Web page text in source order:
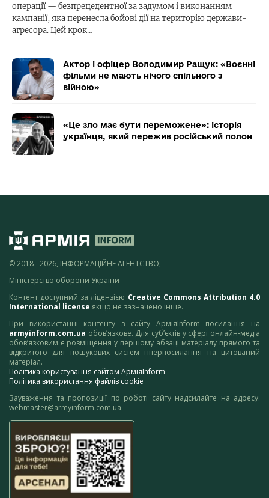
операції — безпрецедентної за задумом і виконанням
кампанії, яка перенесла бойові дії на територію держави-
агресора. Цей крок…
Актор і офіцер Володимир Ращук: «Воєнні
фільми не мають нічого спільного з
війною»
«Це зло має бути переможене»: історія
українця, який пережив російський полон
© 2018 - 2026, ІНФОРМАЦІЙНЕ АГЕНТСТВО,
Міністерство оборони України
Контент доступний за ліцензією Creative Commons Attribution 4.0
International license якщо не зазначено інше.
При використанні контенту з сайту АрміяInform посилання на
armyinform.com.ua обов’язкове. Для суб’єктів у сфері онлайн-медіа
обов’язковим є розміщення у першому абзаці матеріалу прямого та
відкритого для пошукових систем гіперпосилання на цитований
матеріал.
Політика користування сайтом АрміяInform
Політика використання файлів cookie
Зауваження та пропозиції по роботі сайту надсилайте на адресу:
webmaster@armyinform.com.ua